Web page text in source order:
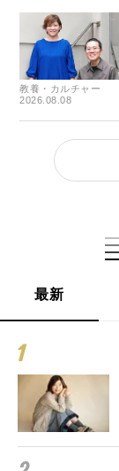
教養・カルチャー
2026.08.08
最新